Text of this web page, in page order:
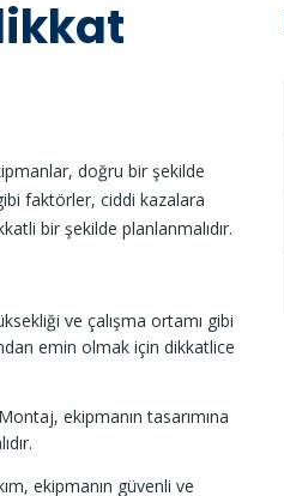
doğru bir şekilde
faktörler, ciddi kazalara
bir şekilde planlanmalıdır.
ve çalışma ortamı gibi
emin olmak için dikkatlice
ekipmanın tasarımına
ekipmanın güvenli ve